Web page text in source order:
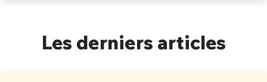
Les derniers articles